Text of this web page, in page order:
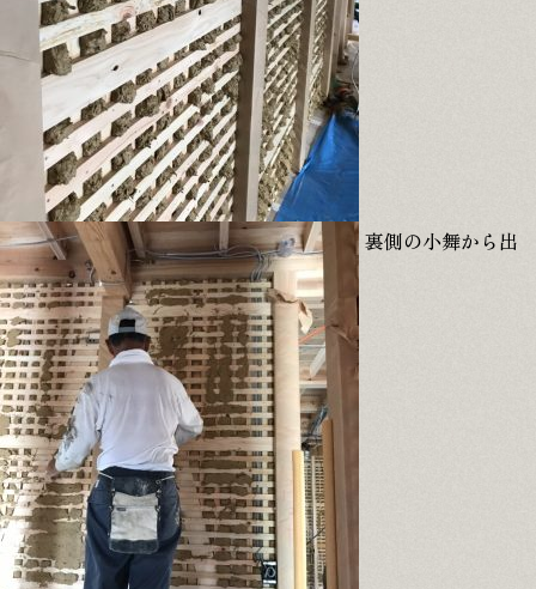
裏側の小舞から出